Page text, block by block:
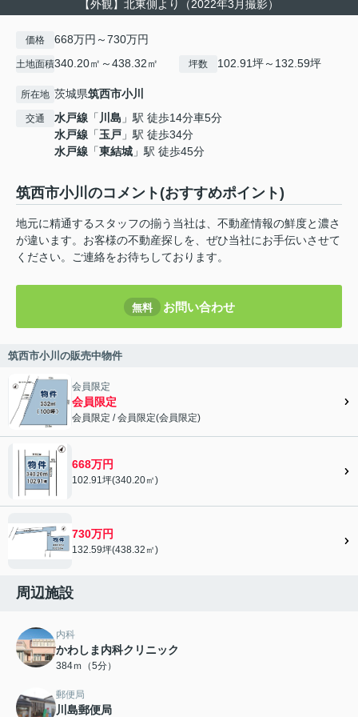
【外観】北東側より（2022年3月撮影）
価格 668万円～730万円
土地面積340.20㎡～438.32㎡ 坪数 102.91坪～132.59坪
所在地 茨城県筑西市小川
交通 水戸線 「 川島 」駅 徒歩14分車5分
水戸線 「玉戸 」駅 徒歩34分
水戸線 「東結城 」駅 徒歩45分
筑西市小川のコメント(おすすめポイント)
地元に精通するスタッフの揃う当社は、不動産情報の鮮度と濃さ
が違います。お客様の不動産探しを、ぜひ当社にお手伝いさせて
ください。ご連絡をお待ちしております。
無料 お問い合わせ
筑西市小川の販売中物件
会員限定">
会員限定
会員限定
会員限定 /会員限定(会員限定)
668万円
102.91坪(340.20㎡)
730万円
132.59坪(438.32㎡)
周辺施設
内科
かわしま内科クリニック
384ｍ（5分）
郵便局
川島郵便局